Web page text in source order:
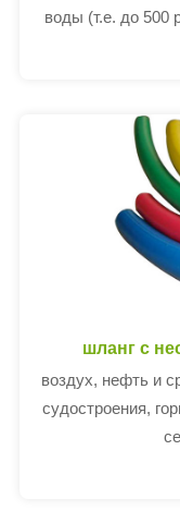
воды (т.е. до 500
заводе, на
шланг с
воздух, нефть и
судостроения,